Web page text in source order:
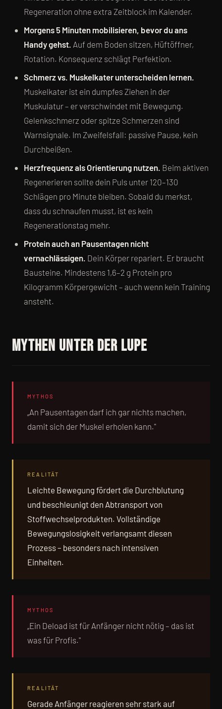
Regeneration ohne extra Zeitblock im Kalender.
Morgens 5 Minuten mobilisieren, bevor du ans
Handy gehst. Auf dem Boden sitzen, Hüftöffner,
Rotation. Konsequenz schlägt Perfektion.
Schmerz vs. Muskelkater unterscheiden lernen.
Muskelkater ist ein dumpfes Ziehen in der
Muskulatur – er verschwindet mit Bewegung.
Gelenkschmerz oder spitze Schmerzen sind
Warnsignale. Im Zweifelsfall: passive Pause, kein
Durchbeißen.
Herzfrequenz als Orientierung nutzen. Beim aktiven
Regenerieren sollte dein Puls unter 120–130
Schlägen pro Minute bleiben. Sobald du merkst,
dass du schnaufen musst, ist es kein
Regenerationstag mehr.
Protein auch an Pausentagen nicht
vernachlässigen. Dein Körper repariert. Er braucht
Bausteine. Mindestens 1,6–2 g Protein pro
Kilogramm Körpergewicht – auch wenn kein Training
ansteht.
Mythen unter der Lupe
MYTHOS
„An Pausentagen darf ich gar nichts machen,
damit sich der Muskel erholen kann."
REALITÄT
Leichte Bewegung fördert die Durchblutung
und beschleunigt den Abtransport von
Stoffwechselprodukten. Vollständige
Bewegungslosigkeit verlangsamt diesen
Prozess – besonders nach intensiven
Einheiten.
MYTHOS
„Ein Deload ist für Anfänger nicht nötig – das ist
was für Profis."
REALITÄT
Gerade Anfänger reagieren sehr stark auf